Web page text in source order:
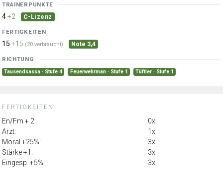
TRAINERPUNKTE
4+2 C-Lizenz
FERTIGKEITEN
15 +15 (20 verbraucht) Note 3,4
RICHTUNG
Tausendsassa · Stufe 4 Feuerwehrman · Stufe 1 Tüftler · Stufe 1
FERTIGKEITEN:
En/Fm + 2:
0x
Arzt:
1x
Moral +25%:
3x
Stärke +1:
3x
Eingesp. +5%:
3x